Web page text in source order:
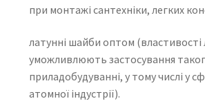
при монтажі сантехніки, легких
латунні шайби оптом (властивості
уможливлюють застосування
приладобудуванні, у тому числі у
атомної індустрії).